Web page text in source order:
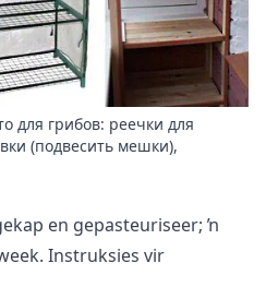
для грибов: реечки для
(подвесить мешки),
en gepasteuriseer; ŉ
Instruksies vir